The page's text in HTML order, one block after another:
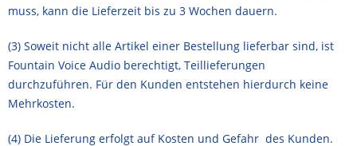
muss, kann die Lieferzeit bis zu 3 Wochen dauern.
(3) Soweit nicht alle Artikel einer Bestellung lieferbar sind, ist
Fountain Voice Audio berechtigt, Teillieferungen
durchzuführen. Für den Kunden entstehen hierdurch keine
Mehrkosten.
(4) Die Lieferung erfolgt auf Kosten und Gefahr des Kunden.